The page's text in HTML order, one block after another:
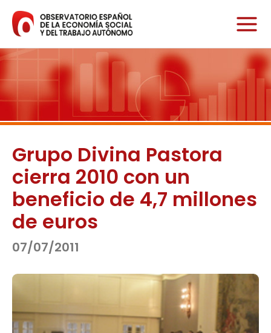
contenido
Grupo Divina Pastora
cierra 2010 con un
beneficio de 4,7 millones
de euros
07/07/2011